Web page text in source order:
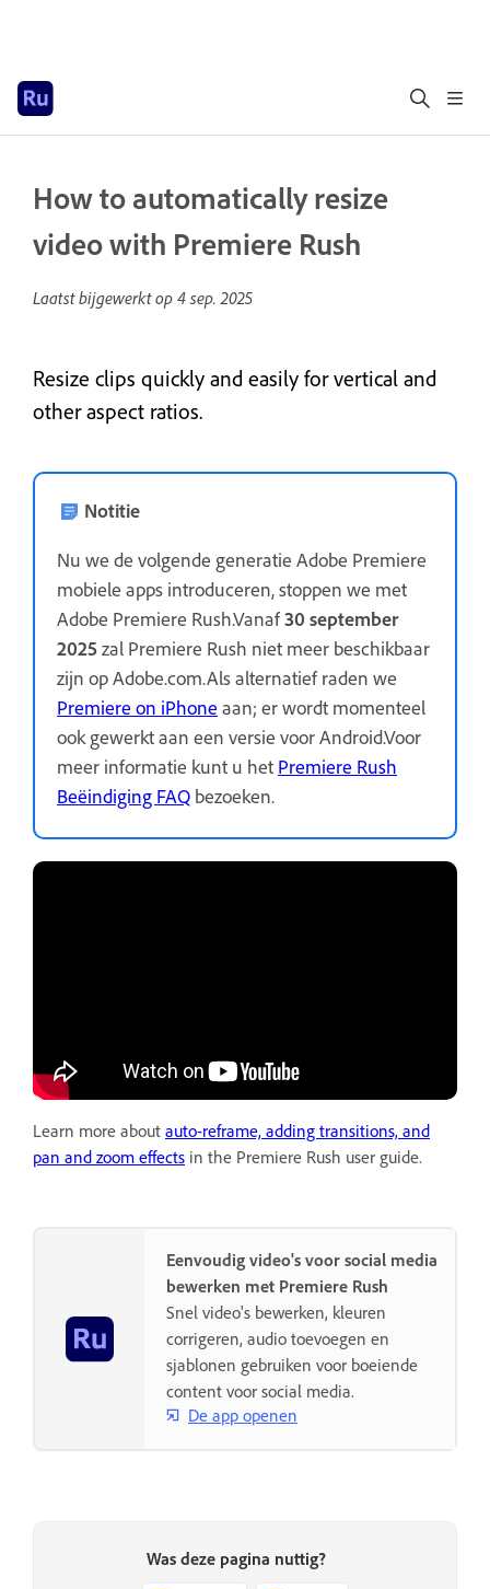
How to automatically resize
video with Premiere Rush
Laatst bijgewerkt op 4 sep. 2025
Resize clips quickly and easily for vertical and
other aspect ratios.
Notitie
Nu we de volgende generatie Adobe Premiere
mobiele apps introduceren, stoppen we met
Adobe Premiere Rush.Vanaf30 september
2025zal Premiere Rush niet meer beschikbaar
zijn op Adobe.com.Als alternatief raden we
Premiere on iPhone aan; er wordt momenteel
ook gewerkt aan een versie voor Android.Voor
meer informatie kunt u het Premiere Rush
Beëindiging FAQ bezoeken.
Learn more about auto-reframe, adding transitions, and
pan and zoom effects in the Premiere Rush user guide.
Eenvoudig video's voor social media
bewerken met Premiere Rush
Snel video's bewerken, kleuren
corrigeren, audio toevoegen en
sjablonen gebruiken voor boeiende
content voor social media.
De app openen
Was deze pagina nuttig?